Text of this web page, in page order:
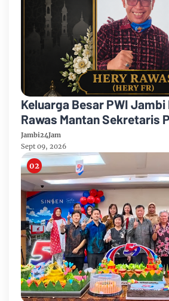
Keluarga Besar PWI
Rawas Mantan Sekretaris
Tutup Usia
Jambi24Jam
Sept 09, 2026